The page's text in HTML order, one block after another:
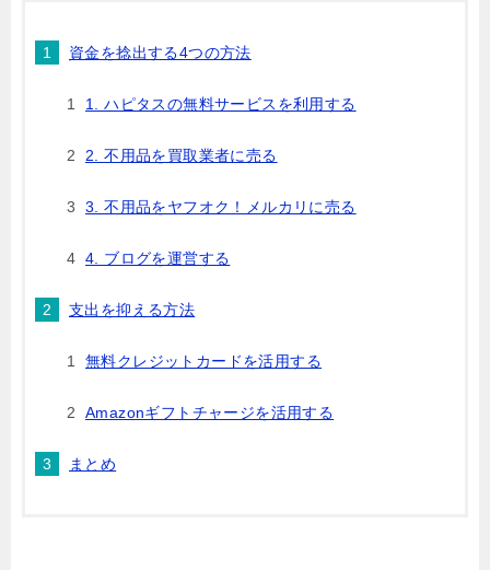
資金を捻出する4つの方法
1. ハピタスの無料サービスを利用する
2. 不用品を買取業者に売る
3. 不用品をヤフオク！メルカリに売る
4. ブログを運営する
支出を抑える方法
無料クレジットカードを活用する
Amazonギフトチャージを活用する
まとめ